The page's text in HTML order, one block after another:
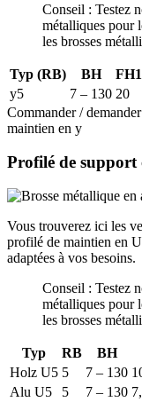
Conseil : Testez
métalliques pour
les brosses
Typ (RB) BH FH1
y5
7 – 130 20
Commander /
maintien en y
Profilé de support
Vous trouverez ici les
profilé de maintien en
adaptées à vos besoins.
Conseil : Testez
métalliques pour
les brosses
Typ RB BH
Holz U5 5 7 – 130
Alu U5
5 7 – 130